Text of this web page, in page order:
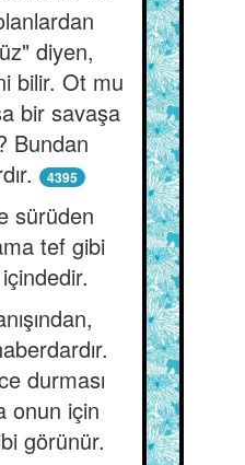
diyen,
bilir. Ot mu
bir savaşa
Bundan
4395
sürüden
tef gibi
durması
onun için
görünür.